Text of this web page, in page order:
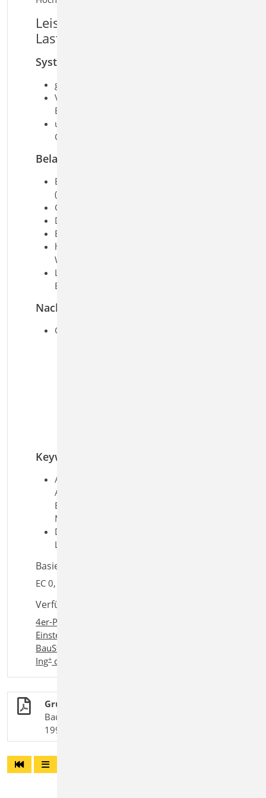
Leistungsmerkmale S470.de
Lastabtrag Wand
System
geschossorientierte Eingabe
Vorgabe von einer Wandscheibe aus
Beton oder Mauerwerk je Geschoss
unterschiedliche Wandlängen je
Geschoss
Belastung
Ermittlung der Eigenlast
(automatisch)
Gleich- und Trapezlasten
Deckenlasten
Einzellasten und -momente
horizontale Einzellasten in
Wandrichtung
Lastabtrag von aufliegenden
Bauteilen
Nachweise
Grenzzustand der Tragfähigkeit
Keywords
Aufgaben: Tragwerksplanung;
Allgemein; Grundlagen &
Einwirkungen; Beton-/Stahlbetonbau;
Massivbau; Mauerwerksbau
Detailaufgaben: Lastermittlung und
Lastverteilung; Wand
Basiert auf den Normen:
EC 0, DIN EN 1990:2010-12
Verfügbar in den Paketen:
4er-Paket
Einsteigerpaket "Mauerwerk"
BauStatik classic
Ing+classic
Grundlagen + Einwirkungen
BauStatik-Module nach DIN EN 1990, DIN EN
1991-1 und DIN EN 1998-1-3